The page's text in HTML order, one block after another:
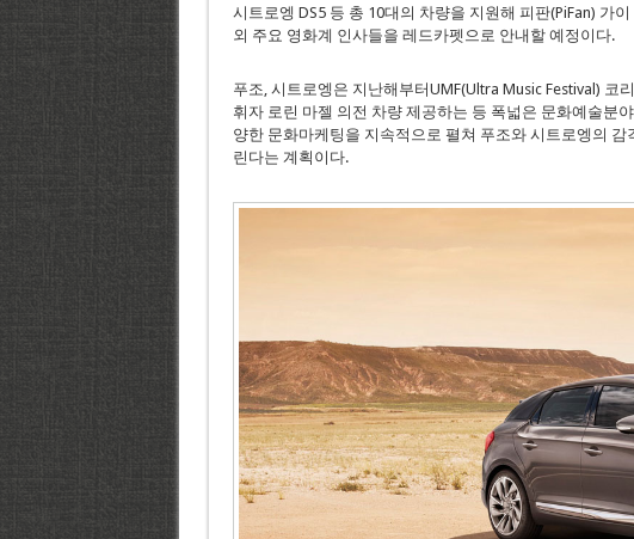
시트로엥 DS5 등 총 10대의 차량을 지원해 피판(PiFan) 가
외 주요 영화계 인사들을 레드카펫으로 안내할 예정이다.
푸조, 시트로엥은 지난해부터UMF(Ultra Music Festival) 코
휘자 로린 마젤 의전 차량 제공하는 등 폭넓은 문화예술분
양한 문화마케팅을 지속적으로 펼쳐 푸조와 시트로엥의
린다는 계획이다.